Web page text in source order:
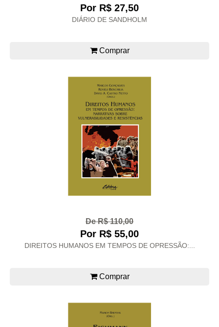
Por R$ 27,50
DIÁRIO DE SANDHOLM
Comprar
De R$ 110,00
Por R$ 55,00
DIREITOS HUMANOS EM TEMPOS DE OPRESSÃO:...
Comprar